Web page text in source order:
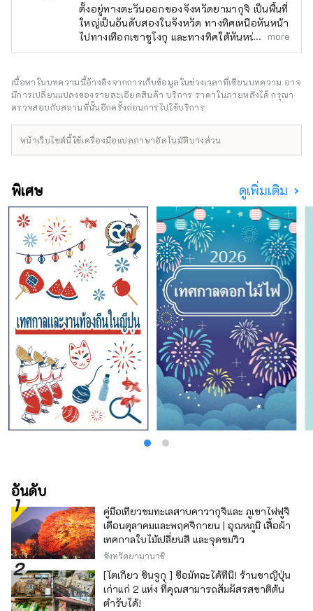
และว่ากันว่าไร้ที่ติแม้จากมุมมองของ
วิศวกรรมสะพานสมัยใหม่ ตามที่ชื่อ ``นิ
ชิกิ'' แนะนำ คุณสามารถเพลิดเพลินกับ
ทิวทัศน์หลากสีสันของแต่ละฤดูกาล เช่น
ค่ำคืนของการตกปลาด้วยนกกาน้ำและ
ดอกไม้ไฟในฤดูร้อน ใบไม้เปลี่ยนสีในป่า
และหิมะปกคลุมในฤดูหนาว
ตั้งอยู่ทางตะวันออกของจังหวัดยามากุจิ เป็นพื้นที่
ใหญ่เป็นอันดับสองในจังหวัด ทางทิศเหนือหันหน้า
ไปทางเทือกเขาชูโงกุ และทางทิศใต้หันหน้าไป
ทางทะเลเซโตะใน ทำให้คุณได้สัมผัสกับธรรมชาติ
more
เนื้อหาในบทความนี้อ้างอิงจากการเก็บข้อมูลในช่วงเวลาที่เขียนบทความ อาจ
มีการเปลี่ยนแปลงของรายละเอียดสินค้า บริการ ราคาในภายหลังได้ กรุณา
ตรวจสอบกับสถานที่นั้นอีกครั้งก่อนการไปใช้บริการ
หน้าเว็บไซต์นี้ใช้เครื่องมือแปลภาษาอัตโนมัติบางส่วน
พิเศษ ดูเพิ่มเติม
อันดับ
คู่มือเที่ยวชมทะเลสาบคาวากุจิและ ภูเขาไฟฟูจิ
เดือนตุลาคมและพฤศจิกายน | อุณหภูมิ เสื้อผ้า
เทศกาลใบไม้เปลี่ยนสี และจุดชมวิว
จังหวัดยามานาชิ
[โตเกียว ชินจูกุ ] ซื้อมัทฉะได้ที่นี่! ร้านชาญี่ปุ่น
เก่าแก่ 2 แห่ง ที่คุณสามารถสัมผัสรสชาติต้น
ตำรับได้!